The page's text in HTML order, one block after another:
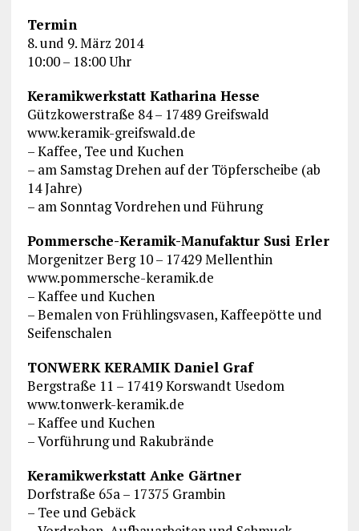
Termin
8. und 9. März 2014
10:00 – 18:00 Uhr
Keramikwerkstatt Katharina Hesse
Gützkowerstraße 84 – 17489 Greifswald
www.keramik-greifswald.de
– Kaffee, Tee und Kuchen
– am Samstag Drehen auf der Töpferscheibe (ab
14 Jahre)
– am Sonntag Vordrehen und Führung
Pommersche-Keramik-Manufaktur Susi Erler
Morgenitzer Berg 10 – 17429 Mellenthin
www.pommersche-keramik.de
– Kaffee und Kuchen
– Bemalen von Frühlingsvasen, Kaffeepötte und
Seifenschalen
TONWERK KERAMIK Daniel Graf
Bergstraße 11 – 17419 Korswandt Usedom
www.tonwerk-keramik.de
– Kaffee und Kuchen
– Vorführung und Rakubrände
Keramikwerkstatt Anke Gärtner
Dorfstraße 65a – 17375 Grambin
– Tee und Gebäck